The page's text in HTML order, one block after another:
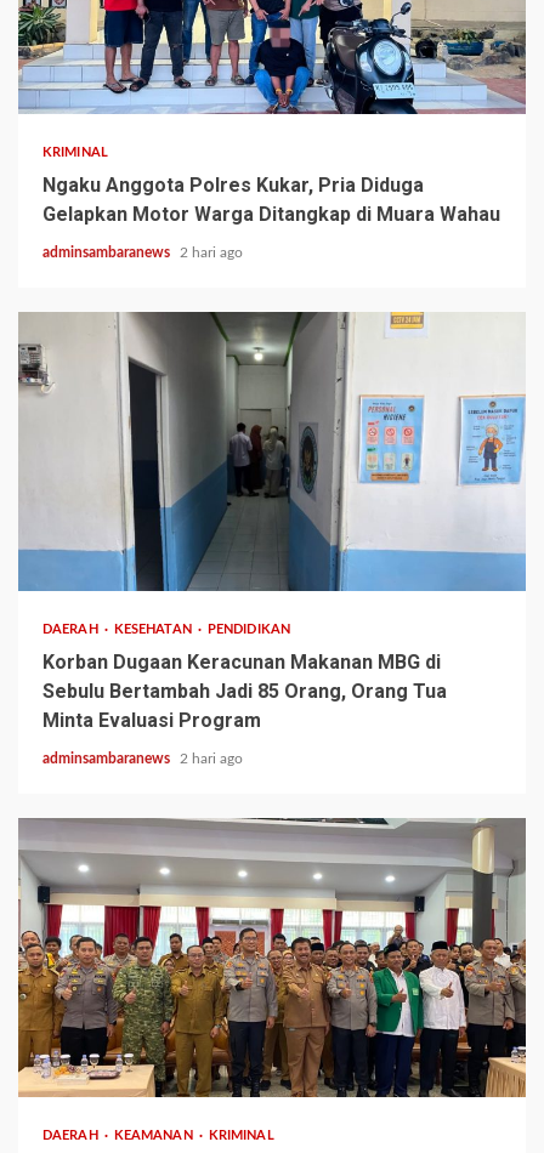
2 min read
KRIMINAL
Ngaku Anggota Polres Kukar, Pria Diduga
Gelapkan Motor Warga Ditangkap di Muara Wahau
adminsambaranews 2 hari ago
3 min read
DAERAH KESEHATAN PENDIDIKAN
Korban Dugaan Keracunan Makanan MBG di
Sebulu Bertambah Jadi 85 Orang, Orang Tua
Minta Evaluasi Program
adminsambaranews 2 hari ago
2 min read
DAERAH KEAMANAN KRIMINAL